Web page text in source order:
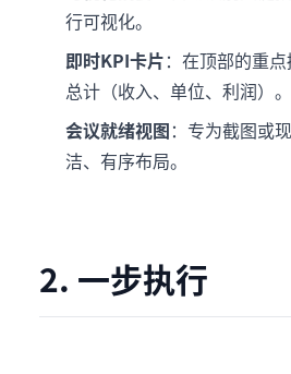
行可视化。
即时KPI卡片：在顶部的重
总计（收入、单位、利润）。
会议就绪视图：专为截图或
洁、有序布局。
2. 一步执行